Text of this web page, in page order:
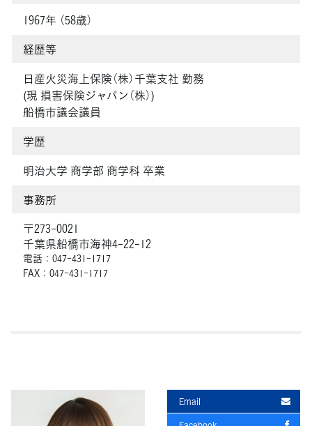
1967年 （58歳）
経歴等
日産火災海上保険（株）千葉支社 勤務
(現 損害保険ジャパン（株）)
船橋市議会議員
学歴
明治大学 商学部 商学科 卒業
事務所
〒273-0021
千葉県船橋市海神4-22-12
電話：047-431-1717
FAX：047-431-1717
Email